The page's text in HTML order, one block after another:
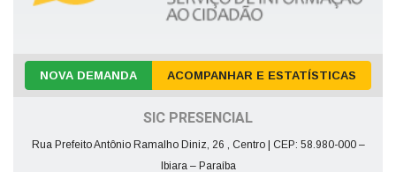
NOVA DEMANDA ACOMPANHAR E ESTATÍSTICAS
SIC PRESENCIAL
Rua Prefeito Antônio Ramalho Diniz, 26 , Centro | CEP: 58.980-000 –
Ibiara – Paraíba